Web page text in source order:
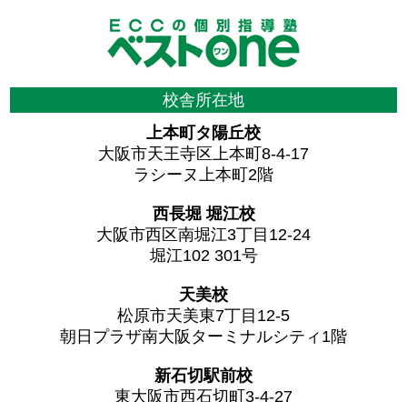
校舎所在地
上本町タ陽丘校
大阪市天王寺区上本町8-4-17
ラシーヌ上本町2階
西長堀 堀江校
大阪市西区南堀江3丁目12-24
堀江102 301号
天美校
松原市天美東7丁目12-5
朝日プラザ南大阪ターミナルシティ1階
新石切駅前校
東大阪市西石切町3-4-27